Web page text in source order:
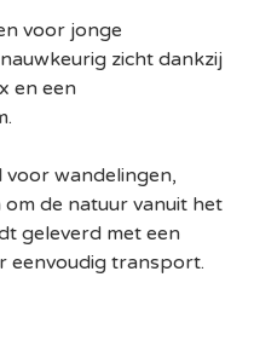
voor jonge
zicht dankzij
en een
voor wandelingen,
de natuur vanuit het
geleverd met een
eenvoudig transport.